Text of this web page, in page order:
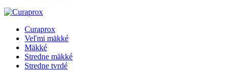
Curaprox
Veľmi mäkké
Mäkké
Stredne mäkké
Stredne tvrdé